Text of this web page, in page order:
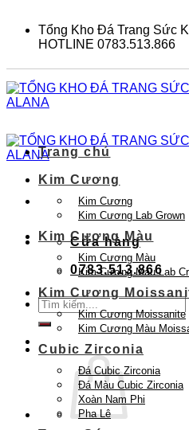
content
Tổng Kho Đá Trang Sức
HOTLINE 0783.513.866
Cửa hàng
0783.513.866
Tìm
kiếm:
Trang chủ
Kim Cương
Kim Cương
Kim Cương Lab Grown
Kim Cương Màu
Kim Cương Màu
Kim Cương Màu Lab
Kim Cương
Kim Cương Moissanite
Kim Cương Màu
Cubic Zirconia
Đá Cubic Zirconia
Đá Màu Cubic Zirconia
Xoàn Nam Phi
Pha Lê